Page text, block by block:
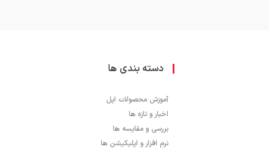
دسته بندی ها
آموزش محصولات اپل
اخبار و تازه ها
بررسی و مقایسه ها
نرم افزار و اپلیکیشن ها